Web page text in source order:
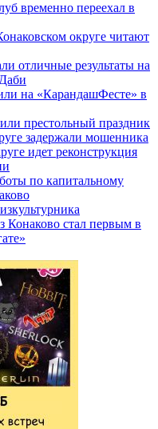
временно переехал в
округе читают
отличные результаты на
на «КарандашФесте» в
престольный праздник
задержали мошенника
идет реконструкция
по капитальному
Конаково стал первым в